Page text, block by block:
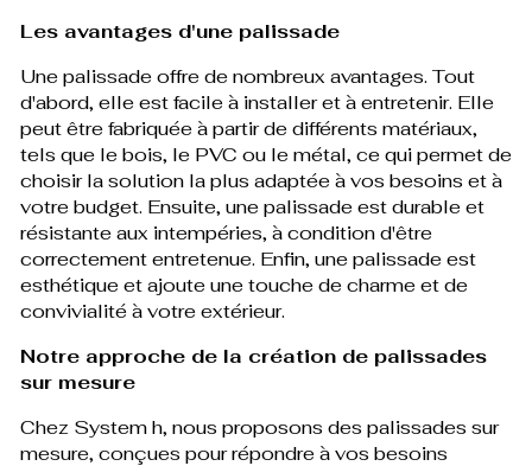
Les avantages d'une palissade
Une palissade offre de nombreux avantages. Tout
d'abord, elle est facile à installer et à entretenir. Elle
peut être fabriquée à partir de différents matériaux,
tels que le bois, le PVC ou le métal, ce qui permet de
choisir la solution la plus adaptée à vos besoins et à
votre budget. Ensuite, une palissade est durable et
résistante aux intempéries, à condition d'être
correctement entretenue. Enfin, une palissade est
esthétique et ajoute une touche de charme et de
convivialité à votre extérieur.
Notre approche de la création de palissades
sur mesure
Chez System h, nous proposons des palissades sur
mesure, conçues pour répondre à vos besoins